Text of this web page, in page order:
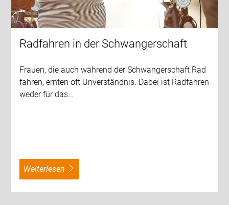
Radfahren in der Schwangerschaft
Frauen, die auch während der Schwangerschaft Rad
fahren, ernten oft Unverständnis. Dabei ist Radfahren
weder für das…
weiterlesen